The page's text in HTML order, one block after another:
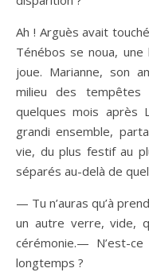
Ah ! Arguès avait
Ténébos se noua,
joue. Marianne, son
milieu des tempêtes
quelques mois après
grandi ensemble,
vie, du plus festif au
séparés au-delà de
— Tu n’auras qu’à
un autre verre, vide,
cérémonie.— N’est-
longtemps ?